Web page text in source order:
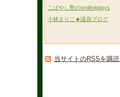
こばやし塾のsmilinigdays
小林まりこ★議員ブログ
当サイトのRSSを購読